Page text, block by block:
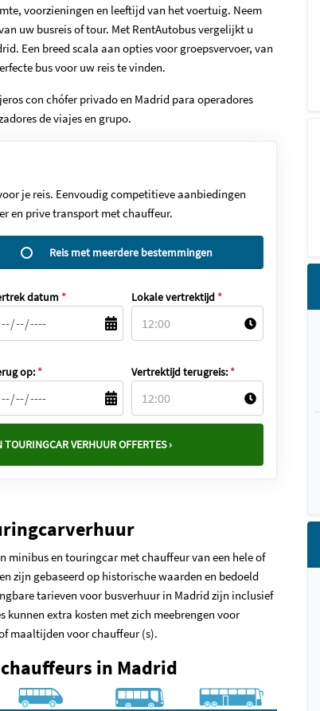
voorzieningen en leeftijd van het voertuig. Neem
uw busreis of tour. Met RentAutobus vergelijkt u
Een breed scala aan opties voor groepsvervoer, van
bus voor uw reis te vinden.
con chófer privado en Madrid para operadores
de viajes en grupo.
je reis. Eenvoudig competitieve aanbiedingen
en prive transport met chauffeur.
Reis met meerdere bestemmingen
datum * Lokale vertrektijd *
op: * Vertrektijd terugreis: *
VERHUUR OFFERTES ›
minibus en touringcar met chauffeur van een hele of
zijn gebaseerd op historische waarden en bedoeld
tarieven voor busverhuur in Madrid zijn inclusief
kunnen extra kosten met zich meebrengen voor
maaltijden voor chauffeur (s).
in Madrid